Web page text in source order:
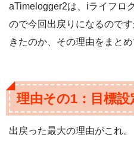
aTimelogger2は、iライフロ
ので今回出戻りになるので
きたのか、その理由をまとめ
理由その1：目標設
出戻った最大の理由がこれ。